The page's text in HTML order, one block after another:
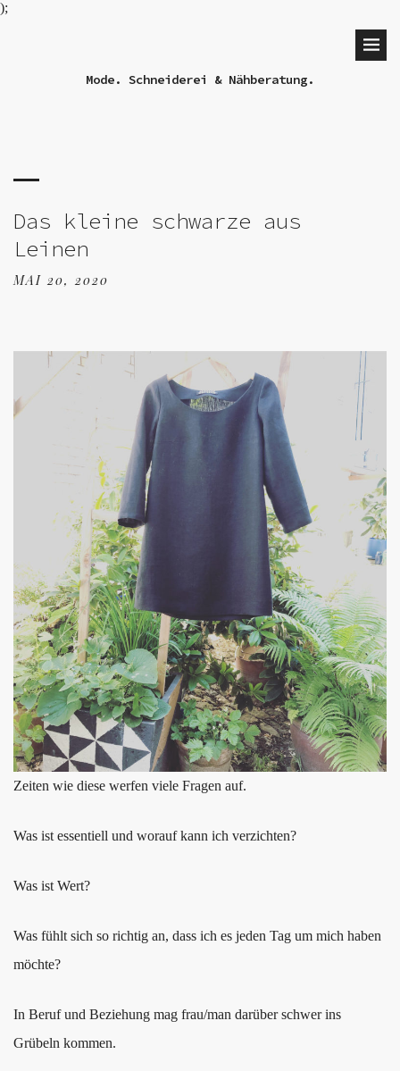
);
Mode. Schneiderei & Nähberatung.
Das kleine schwarze aus
Leinen
MAI 20, 2020
Zeiten wie diese werfen viele Fragen auf.
Was ist essentiell und worauf kann ich verzichten?
Was ist Wert?
Was fühlt sich so richtig an, dass ich es jeden Tag um mich haben
möchte?
In Beruf und Beziehung mag frau/man darüber schwer ins
Grübeln kommen.